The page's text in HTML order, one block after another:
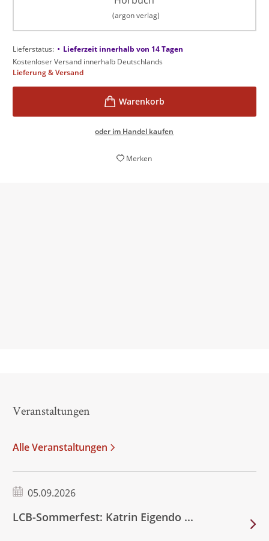
(argon verlag)
Lieferstatus: • Lieferzeit innerhalb von 14 Tagen
Kostenloser Versand innerhalb Deutschlands
Lieferung & Versand
oder im Handel kaufen
Merken
Veranstaltungen
Alle Veranstaltungen
05.09.2026
LCB-Sommerfest: Katrin Eigendo ...